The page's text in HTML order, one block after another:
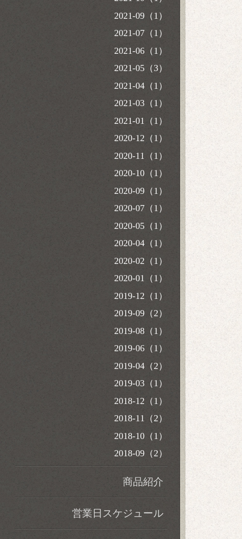
2021-09（1）
2021-07（1）
2021-06（1）
2021-05（3）
2021-04（1）
2021-03（1）
2021-01（1）
2020-12（1）
2020-11（1）
2020-10（1）
2020-09（1）
2020-07（1）
2020-05（1）
2020-04（1）
2020-02（1）
2020-01（1）
2019-12（1）
2019-09（2）
2019-08（1）
2019-06（1）
2019-04（2）
2019-03（1）
2018-12（1）
2018-11（2）
2018-10（1）
2018-09（2）
商品紹介
営業日スケジュール